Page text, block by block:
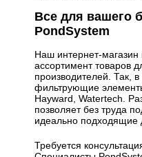
Все для вашего
PondSystem
Наш интернет-
ассортимент товаров
производителей. Так,
фильтрующие
Hayward, Watertech.
позволяет без труда
идеально подходящие
Требуется